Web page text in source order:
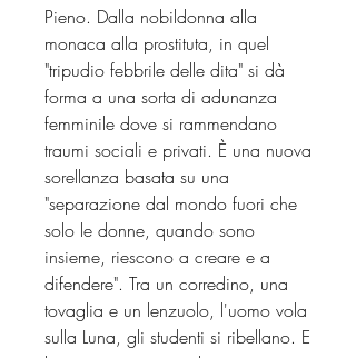
Pieno. Dalla nobildonna alla
monaca alla prostituta, in quel
"tripudio febbrile delle dita" si dà
forma a una sorta di adunanza
femminile dove si rammendano
traumi sociali e privati. È una nuova
sorellanza basata su una
"separazione dal mondo fuori che
solo le donne, quando sono
insieme, riescono a creare e a
difendere". Tra un corredino, una
tovaglia e un lenzuolo, l'uomo vola
sulla Luna, gli studenti si ribellano. E